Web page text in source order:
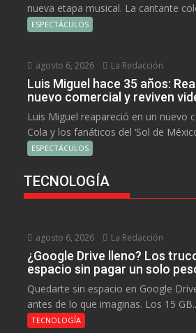
nueva etapa musical. La cantante
ESPECTÁCULOS
agosto 6, 2026 La Redacción
Luis Miguel hace 35 años:
nuevo comercial y reviven
Luis Miguel reapareció en un nuevo
Cola y los fanáticos del ‘Sol de
ESPECTÁCULOS
TECNOLOGÍA
agosto 6, 2026 La Redacción
¿Google Drive lleno? Los
espacio sin pagar un solo
Quedarte sin espacio en Google
antes de lo que imaginas. Los 15
TECNOLOGÍA